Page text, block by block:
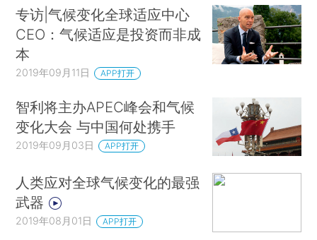
专访|气候变化全球适应中心
CEO：气候适应是投资而非成
本
2019年09月11日 APP打开
智利将主办APEC峰会和气候
变化大会 与中国何处携手
2019年09月03日 APP打开
人类应对全球气候变化的最强
武器
2019年08月01日 APP打开